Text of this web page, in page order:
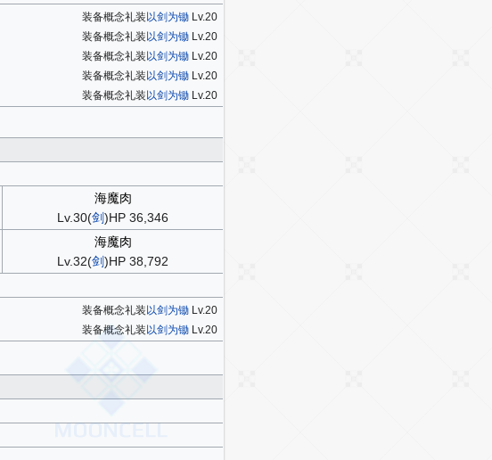
装备概念礼装以剑为锄 Lv.20
装备概念礼装以剑为锄 Lv.20
装备概念礼装以剑为锄 Lv.20
装备概念礼装以剑为锄 Lv.20
装备概念礼装以剑为锄 Lv.20
海魔肉
Lv.30(剑)HP 36,346
海魔肉
Lv.32(剑)HP 38,792
装备概念礼装以剑为锄 Lv.20
装备概念礼装以剑为锄 Lv.20